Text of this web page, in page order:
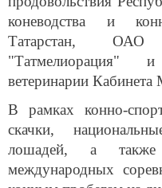
коневодства и
Татарстан, ОАО
"Татмелиорация"
ветеринарии Кабинета
скачки,
лошадей, а
международных
конным пробегам на